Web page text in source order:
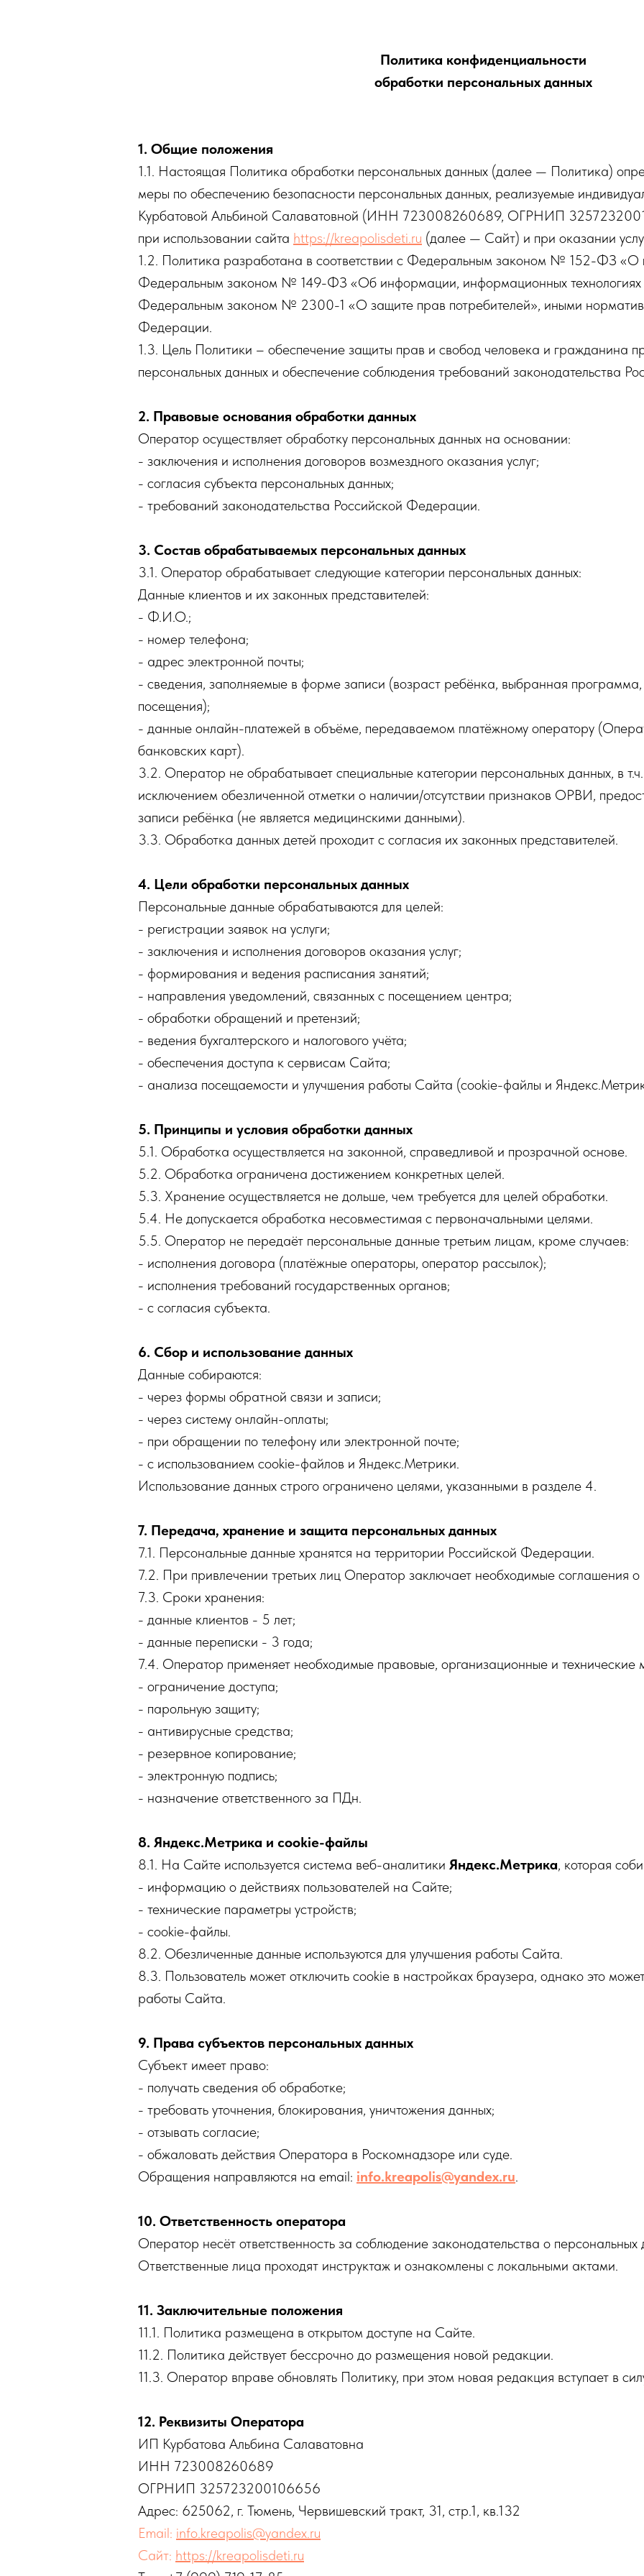
Политика конфиденциальности
обработки персональных данных
1. Общие положения
1.1. Настоящая Политика обработки персональных данных (далее — Политика)
меры по обеспечению безопасности персональных данных, реализуемые
Курбатовой Альбиной Салаватовной (ИНН 723008260689, ОГРНИП
при использовании сайта https://kreapolisdeti.ru (далее — Сайт) и при оказании
1.2. Политика разработана в соответствии с Федеральным законом № 152-ФЗ «О
Федеральным законом № 149-ФЗ «Об информации, информационных
Федеральным законом № 2300-1 «О защите прав потребителей», иными
Федерации.
1.3. Цель Политики – обеспечение защиты прав и свобод человека и гражданина
персональных данных и обеспечение соблюдения требований законодательства
2. Правовые основания обработки данных
Оператор осуществляет обработку персональных данных на основании:
- заключения и исполнения договоров возмездного оказания услуг;
- согласия субъекта персональных данных;
- требований законодательства Российской Федерации.
3. Состав обрабатываемых персональных данных
3.1. Оператор обрабатывает следующие категории персональных данных:
Данные клиентов и их законных представителей:
- Ф.И.О.;
- номер телефона;
- адрес электронной почты;
- сведения, заполняемые в форме записи (возраст ребёнка, выбранная программа,
посещения);
- данные онлайн-платежей в объёме, передаваемом платёжному оператору
банковских карт).
3.2. Оператор не обрабатывает специальные категории персональных данных, в
исключением обезличенной отметки о наличии/отсутствии признаков ОРВИ,
записи ребёнка (не является медицинскими данными).
3.3. Обработка данных детей проходит с согласия их законных представителей.
4. Цели обработки персональных данных
Персональные данные обрабатываются для целей:
- регистрации заявок на услуги;
- заключения и исполнения договоров оказания услуг;
- формирования и ведения расписания занятий;
- направления уведомлений, связанных с посещением центра;
- обработки обращений и претензий;
- ведения бухгалтерского и налогового учёта;
- обеспечения доступа к сервисам Сайта;
- анализа посещаемости и улучшения работы Сайта (cookie-файлы и
5. Принципы и условия обработки данных
5.1. Обработка осуществляется на законной, справедливой и прозрачной основе.
5.2. Обработка ограничена достижением конкретных целей.
5.3. Хранение осуществляется не дольше, чем требуется для целей обработки.
5.4. Не допускается обработка несовместимая с первоначальными целями.
5.5. Оператор не передаёт персональные данные третьим лицам, кроме случаев:
- исполнения договора (платёжные операторы, оператор рассылок);
- исполнения требований государственных органов;
- с согласия субъекта.
6. Сбор и использование данных
Данные собираются:
- через формы обратной связи и записи;
- через систему онлайн-оплаты;
- при обращении по телефону или электронной почте;
- с использованием cookie-файлов и Яндекс.Метрики.
Использование данных строго ограничено целями, указанными в разделе 4.
7. Передача, хранение и защита персональных данных
7.1. Персональные данные хранятся на территории Российской Федерации.
7.2. При привлечении третьих лиц Оператор заключает необходимые соглашения
7.3. Сроки хранения:
- данные клиентов - 5 лет;
- данные переписки - 3 года;
7.4. Оператор применяет необходимые правовые, организационные и
- ограничение доступа;
- парольную защиту;
- антивирусные средства;
- резервное копирование;
- электронную подпись;
- назначение ответственного за ПДн.
8. Яндекс.Метрика и cookie-файлы
8.1. На Сайте используется система веб-аналитики Яндекс.Метрика, которая
- информацию о действиях пользователей на Сайте;
- технические параметры устройств;
- cookie-файлы.
8.2. Обезличенные данные используются для улучшения работы Сайта.
8.3. Пользователь может отключить cookie в настройках браузера, однако это
работы Сайта.
9. Права субъектов персональных данных
Субъект имеет право:
- получать сведения об обработке;
- требовать уточнения, блокирования, уничтожения данных;
- отзывать согласие;
- обжаловать действия Оператора в Роскомнадзоре или суде.
Обращения направляются на email: info.kreapolis@yandex.ru.
10. Ответственность оператора
Оператор несёт ответственность за соблюдение законодательства о персональных
Ответственные лица проходят инструктаж и ознакомлены с локальными актами.
11. Заключительные положения
11.1. Политика размещена в открытом доступе на Сайте.
11.2. Политика действует бессрочно до размещения новой редакции.
11.3. Оператор вправе обновлять Политику, при этом новая редакция вступает в
12. Реквизиты Оператора
ИП Курбатова Альбина Салаватовна
ИНН 723008260689
ОГРНИП 325723200106656
Адрес: 625062, г. Тюмень, Червишевский тракт, 31, стр.1, кв.132
Email: info.kreapolis@yandex.ru
Сайт: https://kreapolisdeti.ru